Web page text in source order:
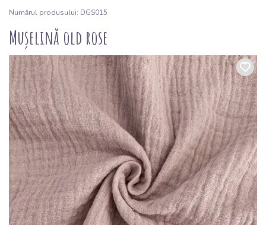
Numărul produsului: DGS015
Mușelină old rose